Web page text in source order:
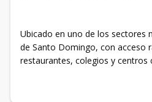
Ubicado en uno de los sectores
de Santo Domingo, con acceso
restaurantes, colegios y centros